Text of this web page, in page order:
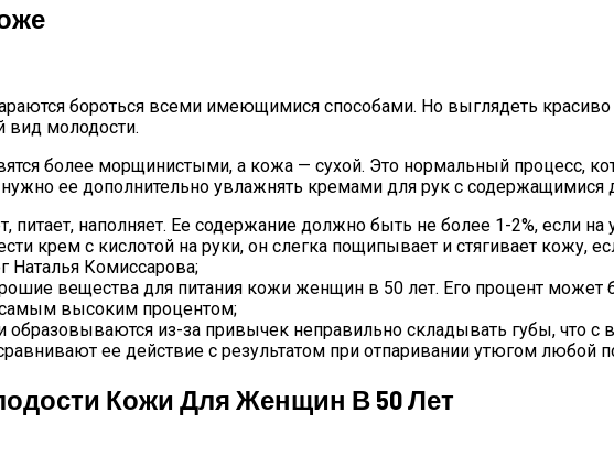
бороться всеми имеющимися способами. Но выглядеть
вид молодости.
более морщинистыми, а кожа — сухой. Это нормальный процесс,
ее дополнительно увлажнять кремами для рук с
питает, наполняет. Ее содержание должно быть не более 1-2%, если
крем с кислотой на руки, он слегка пощипывает и стягивает кожу,
Наталья Комиссарова;
вещества для питания кожи женщин в 50 лет. Его процент может
самым высоким процентом;
из-за привычек неправильно складывать губы, что с
ее действие с результатом при отпаривании утюгом любой
Кожи Для Женщин В 50 Лет